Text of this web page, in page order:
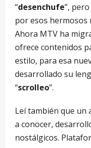
“desenchufe”,
por esos hermosos
Ahora MTV ha
ofrece contenidos
estilo, para esa
desarrollado su
“scrolleo”.
Leí también que un
a conocer,
nostálgicos.